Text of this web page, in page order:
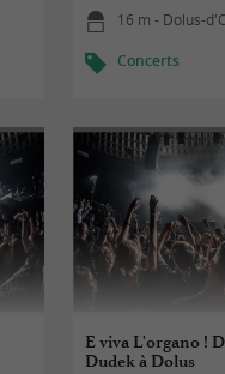
16 m - Dolus-
Concerts
E viva L'organo !
Dudek à Dolus